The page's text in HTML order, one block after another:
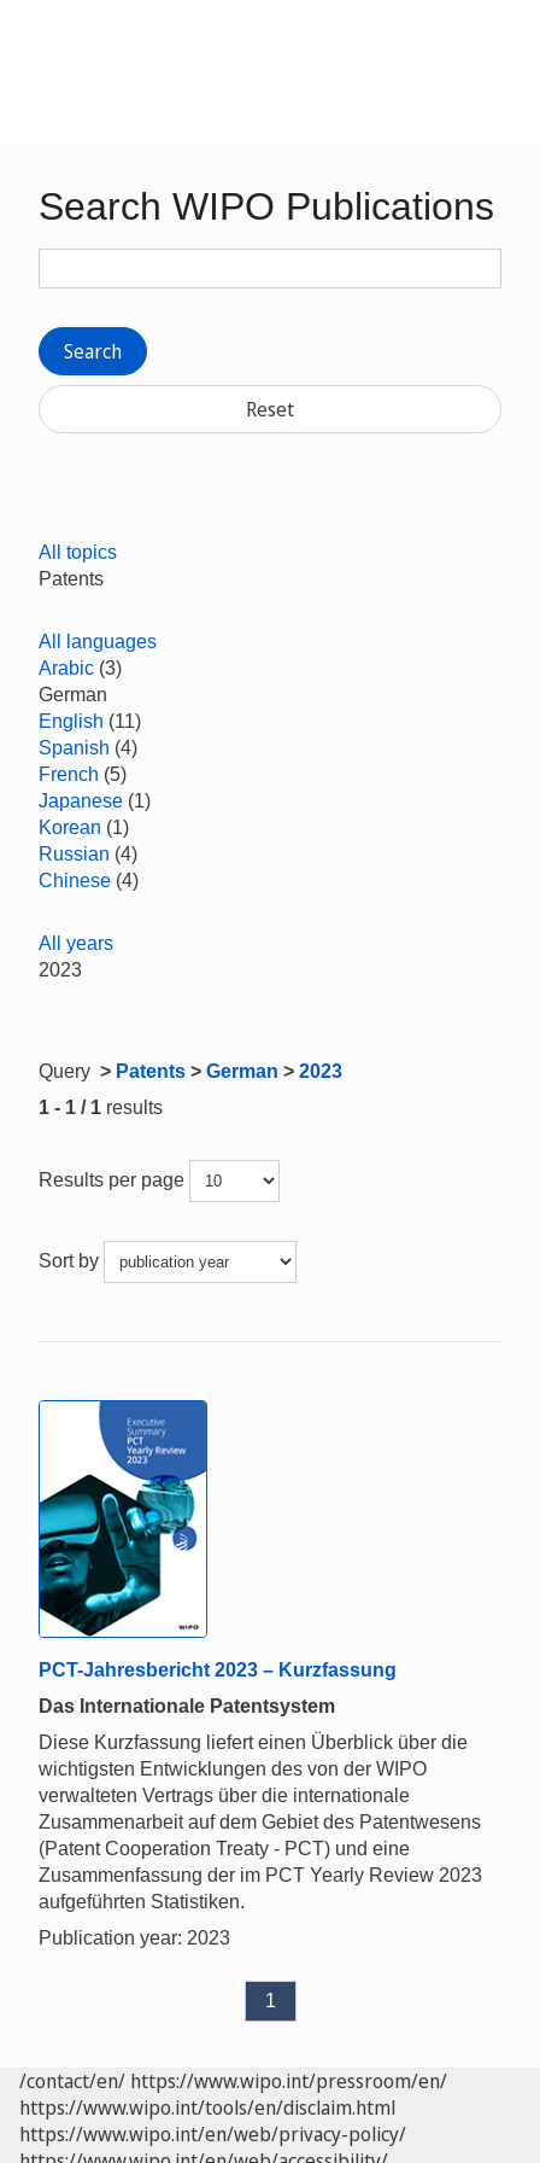
Search WIPO Publications
Search
Reset
All topics
Patents
All languages
Arabic (3)
German
English (11)
Spanish (4)
French (5)
Japanese (1)
Korean (1)
Russian (4)
Chinese (4)
All years
2023
Query > Patents > German > 2023
1 - 1 / 1 results
Results per page
Sort by
PCT-Jahresbericht 2023 – Kurzfassung
Das Internationale Patentsystem
Diese Kurzfassung liefert einen Überblick über die
wichtigsten Entwicklungen des von der WIPO
verwalteten Vertrags über die internationale
Zusammenarbeit auf dem Gebiet des Patentwesens
(Patent Cooperation Treaty - PCT) und eine
Zusammenfassung der im PCT Yearly Review 2023
aufgeführten Statistiken.
Publication year: 2023
1
/contact/en/ https://www.wipo.int/pressroom/en/
https://www.wipo.int/tools/en/disclaim.html
https://www.wipo.int/en/web/privacy-policy/